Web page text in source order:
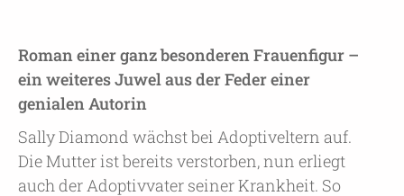
Roman einer ganz besonderen Frauenfigur –
ein weiteres Juwel aus der Feder einer
genialen Autorin
Sally Diamond wächst bei Adoptiveltern auf.
Die Mutter ist bereits verstorben, nun erliegt
auch der Adoptivvater seiner Krankheit. So